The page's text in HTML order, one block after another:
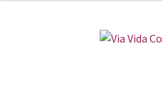
Zur
Zum